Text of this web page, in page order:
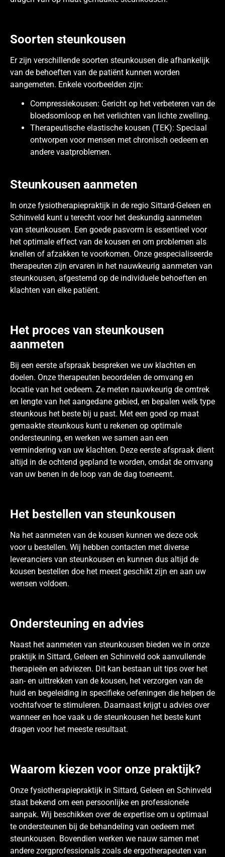
Soorten steunkousen
Er zijn verschillende soorten steunkousen die afhankelijk
van de behoeften van de patiënt kunnen worden
aangemeten. Enkele voorbeelden zijn:
Compressiekousen: Gericht op het verbeteren van de
bloedsomloop en het verlichten van lichte zwelling.
Therapeutische elastische kousen (TEK): Speciaal
ontworpen voor mensen met chronisch oedeem en
andere vaatproblemen.
Steunkousen aanmeten
In onze fysiotherapiepraktijk in de regio Sittard-Geleen en
Schinveld kunt u terecht voor het deskundig aanmeten
van steunkousen. Een goede pasvorm is essentieel voor
het optimale effect van de kousen en om problemen als
knellen of afzakken te voorkomen. Onze gespecialiseerde
therapeuten zijn ervaren in het nauwkeurig aanmeten van
steunkousen, afgestemd op de individuele behoeften en
klachten van elke patiënt.
Het proces van steunkousen
aanmeten
Bij een eerste afspraak bespreken we uw klachten en
doelen. Onze therapeuten beoordelen de omvang en
locatie van het oedeem. Ze meten nauwkeurig de omtrek
en lengte van het aangedane gebied, en bepalen welk type
steunkous het beste bij u past. Met een goed op maat
gemaakte steunkous kunt u rekenen op optimale
ondersteuning, en werken we samen aan een
vermindering van uw klachten. Deze eerste afspraak dient
altijd in de ochtend gepland te worden, omdat de omvang
van uw benen in de loop van de dag toeneemt.
Het bestellen van steunkousen
Na het aanmeten van de kousen kunnen we deze ook
voor u bestellen. Wij hebben contacten met diverse
leveranciers van steunkousen en kunnen dus altijd de
kousen bestellen doe het meest geschikt zijn en aan uw
wensen voldoen.
Ondersteuning en advies
Naast het aanmeten van steunkousen bieden we in onze
praktijk in Sittard, Geleen en Schinveld ook aanvullende
therapieën en adviezen. Dit kan bestaan uit tips over het
aan- en uittrekken van de kousen, het verzorgen van de
huid en begeleiding in specifieke oefeningen die helpen de
vochtafvoer te stimuleren. Daarnaast krijgt u advies over
wanneer en hoe vaak u de steunkousen het beste kunt
dragen voor het meeste resultaat.
Waarom kiezen voor onze praktijk?
Onze fysiotherapiepraktijk in Sittard, Geleen en Schinveld
staat bekend om een persoonlijke en professionele
aanpak. Wij beschikken over de expertise om u optimaal
te ondersteunen bij de behandeling van oedeem met
steunkousen. Bovendien werken we nauw samen met
andere zorgprofessionals zoals de ergotherapeuten van